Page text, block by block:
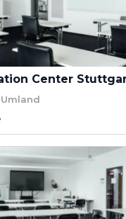
Center